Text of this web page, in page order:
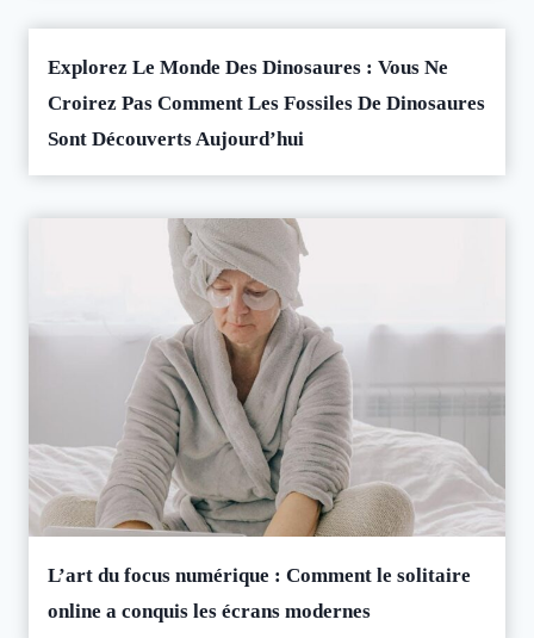
Explorez Le Monde Des Dinosaures : Vous Ne
Croirez Pas Comment Les Fossiles De Dinosaures
Sont Découverts Aujourd’hui
L’art du focus numérique : Comment le solitaire
online a conquis les écrans modernes